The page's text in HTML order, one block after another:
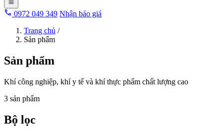
0972 049 349 Nhận báo giá
Trang chủ /
Sản phẩm
Sản phẩm
Khí công nghiệp, khí y tế và khí thực phẩm chất lượng cao
3 sản phẩm
Bộ lọc